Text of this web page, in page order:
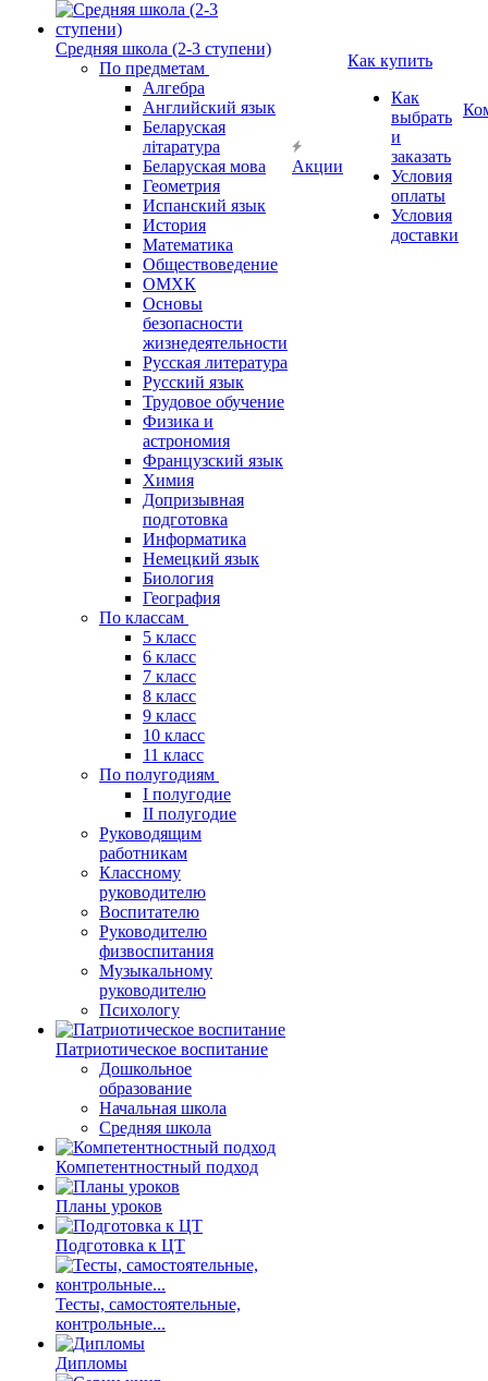
Средняя школа (2-3 ступени)
По предметам
Алгебра
Английский язык
Беларуская
літаратура
Беларуская мова
Геометрия
Испанский язык
История
Математика
Обществоведение
ОМХК
Основы
безопасности
жизнедеятельности
Русская литература
Русский язык
Трудовое обучение
Физика и
астрономия
Французский язык
Химия
Допризывная
подготовка
Информатика
Немецкий язык
Биология
География
По классам
5 класс
6 класс
7 класс
8 класс
9 класс
10 класс
11 класс
По полугодиям
I полугодие
II полугодие
Руководящим
работникам
Классному
руководителю
Воспитателю
Руководителю
физвоспитания
Музыкальному
руководителю
Психологу
Патриотическое воспитание
Дошкольное
образование
Начальная школа
Средняя школа
Компетентностный подход
Планы уроков
Подготовка к ЦТ
Тесты, самостоятельные,
контрольные...
Дипломы
Акции
Как купить
Как
выбрать
и
заказать
Условия
оплаты
Условия
доставки